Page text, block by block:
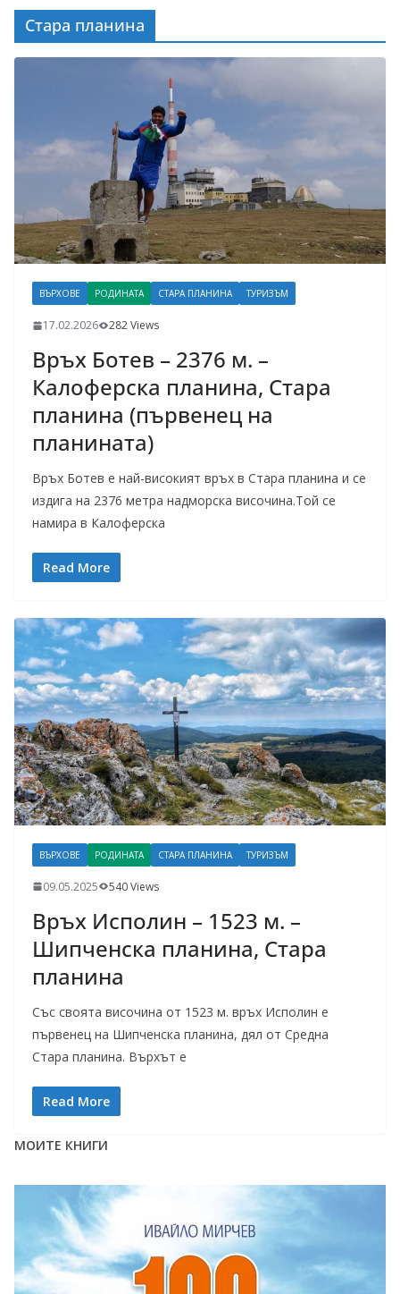
Стара планина
ВЪРХОВЕ РОДИНАТА СТАРА ПЛАНИНА ТУРИЗЪМ
17.02.2026 282 Views
Връх Ботев – 2376 м. –
Калоферска планина, Стара
планина (първенец на
планината)
Връх Ботев е най-високият връх в Стара планина и се
издига на 2376 метра надморска височина.Той се
намира в Калоферска
Read More
ВЪРХОВЕ РОДИНАТА СТАРА ПЛАНИНА ТУРИЗЪМ
09.05.2025 540 Views
Връх Исполин – 1523 м. –
Шипченска планина, Стара
планина
Със своята височина от 1523 м. връх Исполин е
първенец на Шипченска планина, дял от Средна
Стара планина. Върхът е
Read More
МОИТЕ КНИГИ